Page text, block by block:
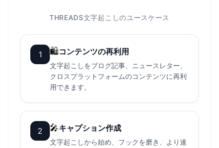
THREADS文字起こしのユースケース
1 🛍コンテンツの再利用
文字起こしをブログ記事、ニュースレター、
クロスプラットフォームのコンテンツに再利
用できます。
2 🎤キャプション作成
文字起こしから始め、フックを磨き、より速